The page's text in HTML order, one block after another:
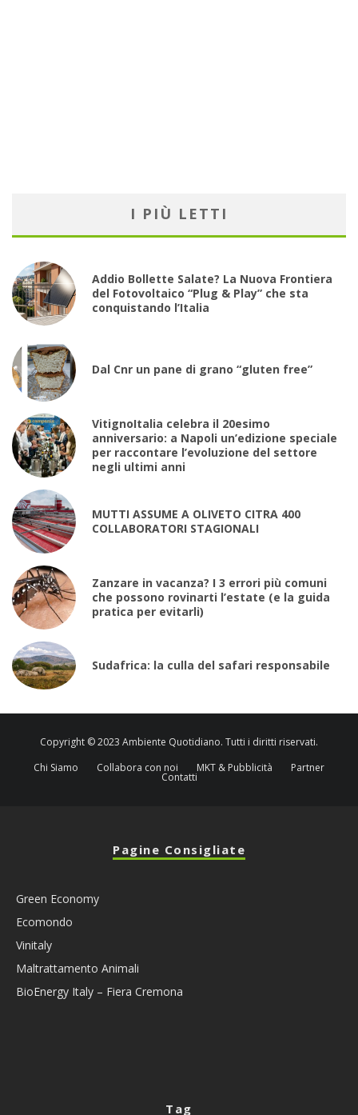
I PIÙ LETTI
Addio Bollette Salate? La Nuova Frontiera
del Fotovoltaico “Plug & Play” che sta
conquistando l’Italia
Dal Cnr un pane di grano “gluten free”
VitignoItalia celebra il 20esimo
anniversario: a Napoli un’edizione speciale
per raccontare l’evoluzione del settore
negli ultimi anni
MUTTI ASSUME A OLIVETO CITRA 400
COLLABORATORI STAGIONALI
Zanzare in vacanza? I 3 errori più comuni
che possono rovinarti l’estate (e la guida
pratica per evitarli)
Sudafrica: la culla del safari responsabile
Copyright © 2023 Ambiente Quotidiano. Tutti i diritti riservati.
Chi Siamo
Collabora con noi MKT & Pubblicità Partner
Contatti
Pagine Consigliate
Green Economy
Ecomondo
Vinitaly
Maltrattamento Animali
BioEnergy Italy – Fiera Cremona
Tag